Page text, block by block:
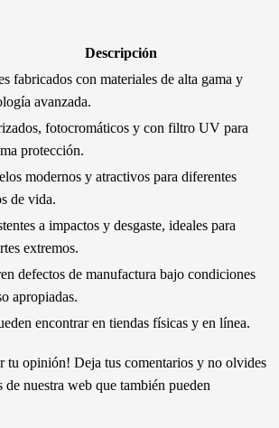
Descripción
fabricados con materiales de alta gama y
avanzada.
fotocromáticos y con filtro UV para
protección.
modernos y atractivos para diferentes
de vida.
a impactos y desgaste, ideales para
extremos.
defectos de manufactura bajo condiciones
apropiadas.
encontrar en tiendas físicas y en línea.
tu opinión! Deja tus comentarios y no olvides
de nuestra web que también pueden